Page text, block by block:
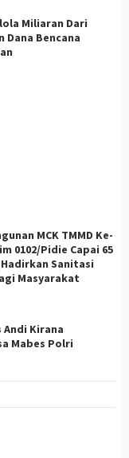
Miliaran Dari
Dana Bencana
MCK TMMD Ke-
0102/Pidie Capai 65
Sanitasi
Masyarakat
Andi Kirana
Mabes Polri